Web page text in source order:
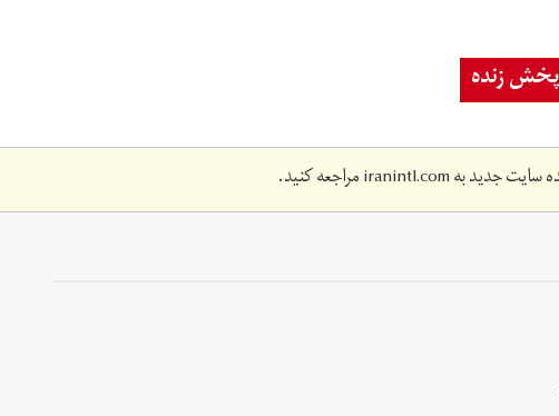
پخش زنده
سایت جدید بهiranintl.comمراجعه کنید.